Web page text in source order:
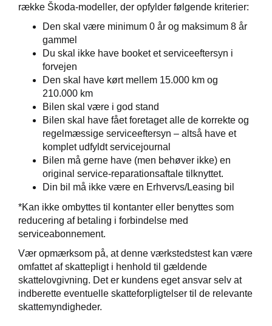
række Škoda-modeller, der opfylder følgende kriterier:
Den skal være minimum 0 år og maksimum 8 år
gammel
Du skal ikke have booket et serviceeftersyn i
forvejen
Den skal have kørt mellem 15.000 km og
210.000 km
Bilen skal være i god stand
Bilen skal have fået foretaget alle de korrekte og
regelmæssige serviceeftersyn – altså have et
komplet udfyldt servicejournal
Bilen må gerne have (men behøver ikke) en
original service-reparationsaftale tilknyttet.
Din bil må ikke være en Erhvervs/Leasing bil
*Kan ikke ombyttes til kontanter eller benyttes som
reducering af betaling i forbindelse med
serviceabonnement.
Vær opmærksom på, at denne værkstedstest kan være
omfattet af skattepligt i henhold til gældende
skattelovgivning. Det er kundens eget ansvar selv at
indberette eventuelle skatteforpligtelser til de relevante
skattemyndigheder.